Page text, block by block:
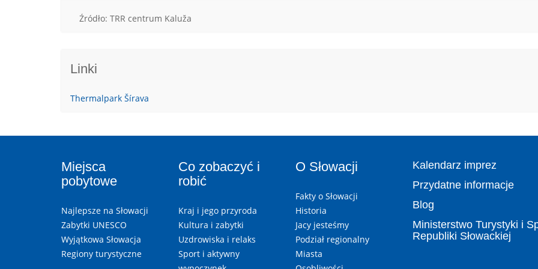
Źródło: TRR centrum Kaluža
Linki
Thermalpark Šírava
Miejsca
pobytowe
Najlepsze na Słowacji
Zabytki UNESCO
Wyjątkowa Słowacja
Regiony turystyczne
Co zobaczyć i
robić
Kraj i jego przyroda
Kultura i zabytki
Uzdrowiska i relaks
Sport i aktywny
O Słowacji
Fakty o Słowacji
Historia
Jacy jesteśmy
Podział regionalny
Miasta
Kalendarz imprez
Przydatne informacje
Blog
Ministerstwo Turystyki i
Republiki Słowackiej